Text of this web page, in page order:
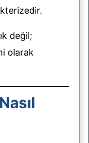
değil;
olarak